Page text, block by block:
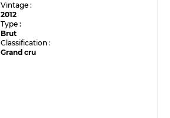
Vintage :
2012
Type :
Brut
Classification :
Grand cru